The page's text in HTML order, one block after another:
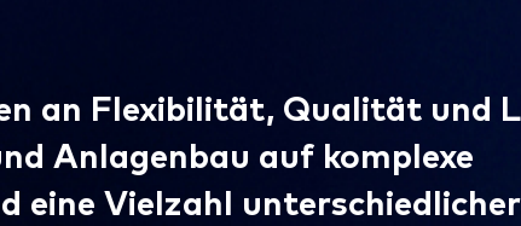
an Flexibilität, Qualität und
Anlagenbau auf komplexe
eine Vielzahl